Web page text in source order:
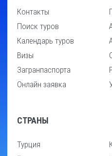
Контакты
Поиск туров
Календарь туров
Визы
Загранпаспорта
Онлайн заявка
СТРАНЫ
Турция